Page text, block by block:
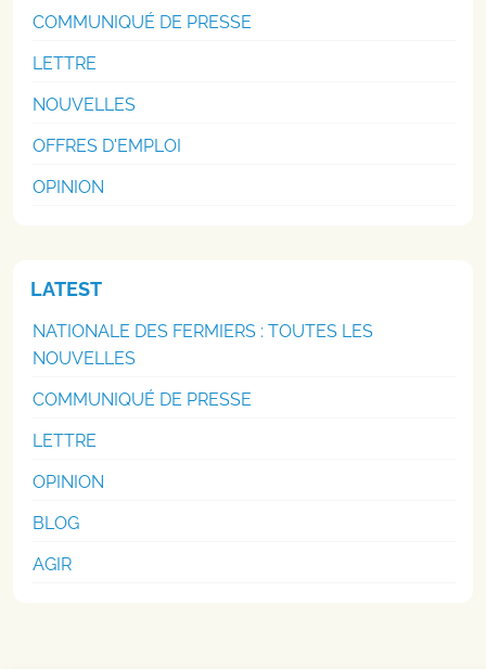
COMMUNIQUÉ DE PRESSE
LETTRE
NOUVELLES
OFFRES D'EMPLOI
OPINION
LATEST
NATIONALE DES FERMIERS : TOUTES LES
NOUVELLES
COMMUNIQUÉ DE PRESSE
LETTRE
OPINION
BLOG
AGIR